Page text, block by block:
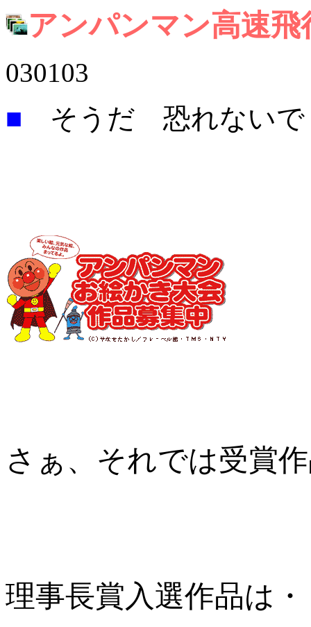
アンパンマン高速飛
030103
■ そうだ 恐れない
さぁ、それでは受賞
理事長賞入選作品は